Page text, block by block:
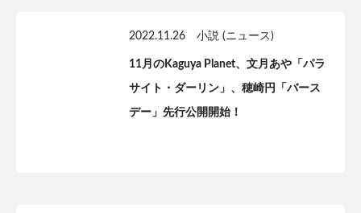
2022.11.26 小説 (ニュース)
11月のKaguya Planet、文月あや「パラ
サイト・ダーリン」、穂崎円「バース
デー」先行公開開始！